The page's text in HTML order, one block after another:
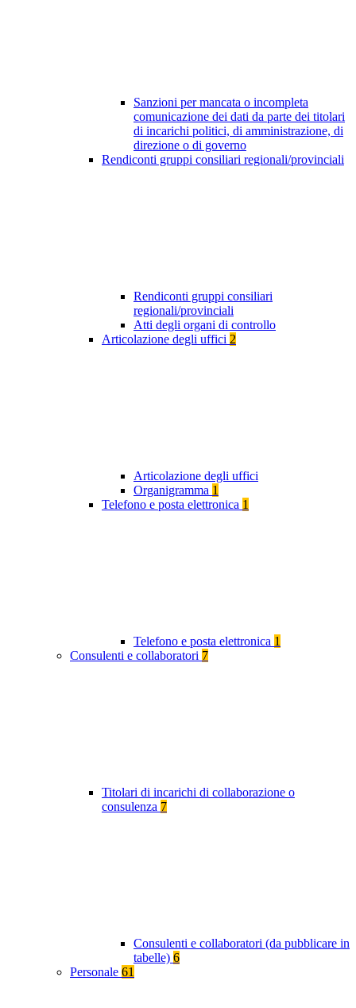
Sanzioni per mancata o incompleta
comunicazione dei dati da parte dei titolari
di incarichi politici, di amministrazione, di
direzione o di governo
Rendiconti gruppi consiliari regionali/provinciali
Rendiconti gruppi consiliari
regionali/provinciali
Atti degli organi di controllo
Articolazione degli uffici 2
Articolazione degli uffici
Organigramma 1
Telefono e posta elettronica 1
Telefono e posta elettronica 1
Consulenti e collaboratori 7
Titolari di incarichi di collaborazione o
consulenza 7
Consulenti e collaboratori (da pubblicare in
tabelle) 6
Personale 61